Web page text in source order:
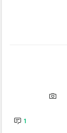
1